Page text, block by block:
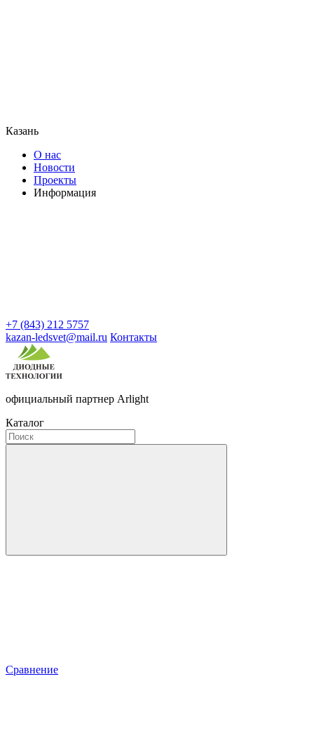
Казань
О нас
Новости
Проекты
Информация
+7 (843) 212 5757
kazan-ledsvet@mail.ru Контакты
официальный партнер Arlight
Каталог
Сравнение